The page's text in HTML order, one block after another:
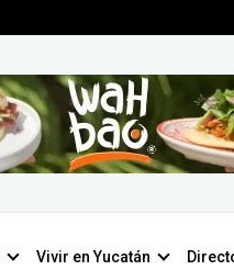
Vivir en Yucatán